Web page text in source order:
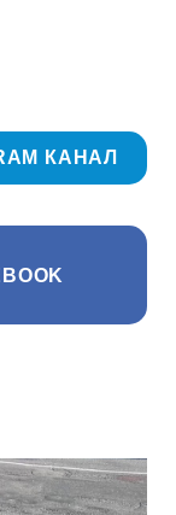
КАНАЛ